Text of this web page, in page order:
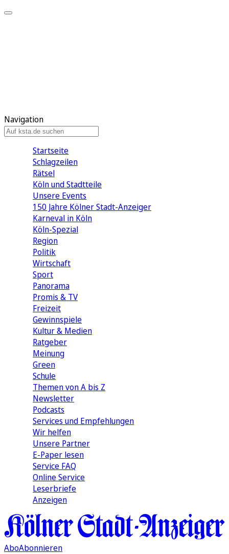
Navigation
Startseite
Schlagzeilen
Rätsel
Köln und Stadtteile
Unsere Events
150 Jahre Kölner Stadt-Anzeiger
Karneval in Köln
Köln-Spezial
Region
Politik
Wirtschaft
Sport
Panorama
Promis & TV
Freizeit
Gewinnspiele
Kultur & Medien
Ratgeber
Meinung
Green
Schule
Themen von A bis Z
Newsletter
Podcasts
Services und Empfehlungen
Wir helfen
Unsere Partner
E-Paper lesen
Service FAQ
Online Service
Leserbriefe
Anzeigen
AboAbonnieren